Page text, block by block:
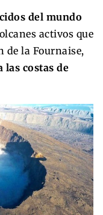
del mundo
activos que
de la Fournaise,
las costas de